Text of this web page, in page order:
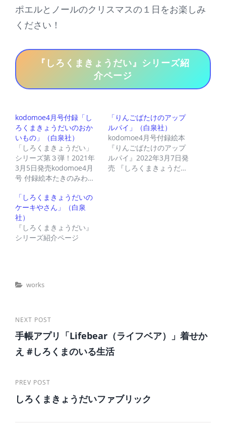
ポエルとノールのクリスマスの１日をお楽しみ
ください！
『しろくまきょうだい』シリーズ紹
介ページ
kodomoe4月号付録「し
ろくまきょうだいのおか
いもの」（白泉社）
「しろくまきょうだい」
シリーズ第３弾！2021年
3月5日発売kodomoe4月
号 付録絵本たきのみわ…
「りんごばたけのアップ
ルパイ」（白泉社）
kodomoe4月号付録絵本
『りんごばたけのアップ
ルパイ』2022年3月7日発
売 『しろくまきょうだ…
「しろくまきょうだいの
ケーキやさん」（白泉
社）
『しろくまきょうだい』
シリーズ紹介ページ
Categories
Works
投
稿
ナ
ビ
ゲ
Previous
Post
PREV POST
しろくまきょうだいファブリック
Next
Post
NEXT POST
手帳アプリ「Lifebear（ライフベア）」着せか
え #しろくまのいる生活